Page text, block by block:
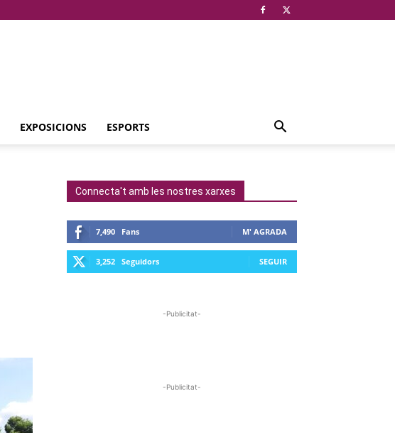
EXPOSICIONS ESPORTS
Connecta't amb les nostres xarxes
7,490 Fans M' AGRADA
3,252 Seguidors SEGUIR
-Publicitat-
-Publicitat-